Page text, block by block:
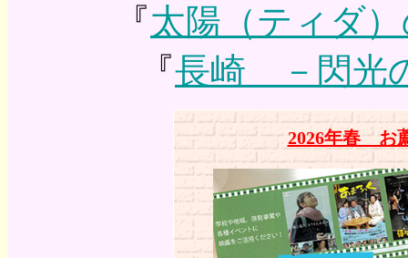
『太陽（ティダ
『長崎 －閃光
2026年春 お